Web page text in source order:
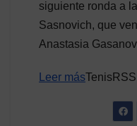
siguiente ronda a
Sasnovich, que
Anastasia
Leer más